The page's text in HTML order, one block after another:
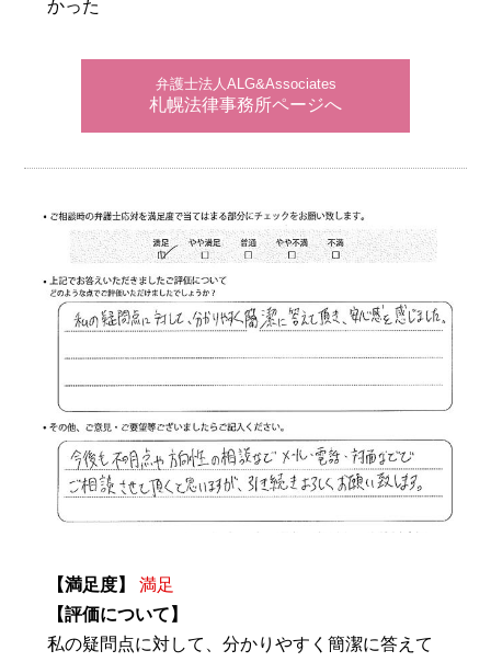
かった
弁護士法人ALG&Associates
札幌法律事務所ページへ
【満足度】
満足
【評価について】
私の疑問点に対して、分かりやすく簡潔に答えて